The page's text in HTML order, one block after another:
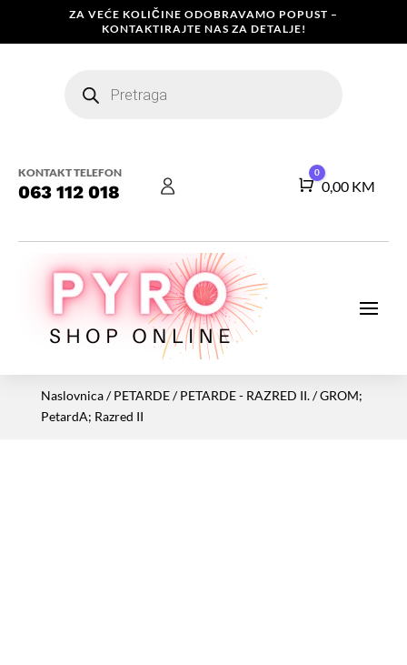
ZA VEĆE KOLIČINE ODOBRAVAMO POPUST –
KONTAKTIRAJTE NAS ZA DETALJE!
search
KONTAKT TELEFON
063 112 018 Košarica
0
0,00 KM
Naslovnica/PETARDE/PETARDE - RAZRED II./ GROM;
PetardA; Razred II